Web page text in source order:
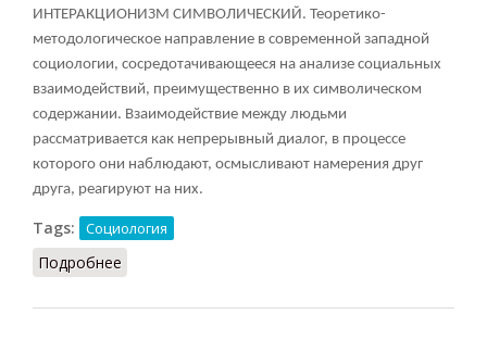
ИНТЕРАКЦИОНИЗМ СИМВОЛИЧЕСКИЙ. Теоретико-
методологическое направление в современной западной
социологии, сосредотачивающееся на анализе социальных
взаимодействий, преимущественно в их символическом
содержании. Взаимодействие между людьми
рассматривается как непрерывный диалог, в процессе
которого они наблюдают, осмысливают намерения друг
друга, реагируют на них.
Tags: Социология
Подробнее